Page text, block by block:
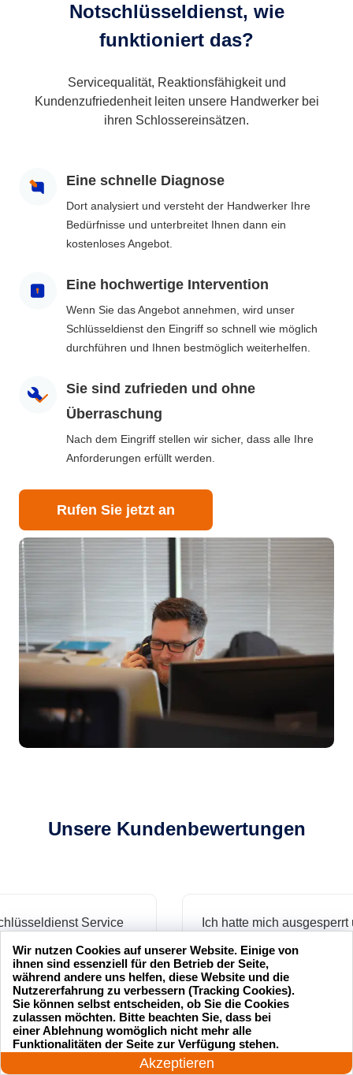
Notschlüsseldienst, wie
funktioniert das?
Servicequalität, Reaktionsfähigkeit und
Kundenzufriedenheit leiten unsere Handwerker bei
ihren Schlossereinsätzen.
Eine schnelle Diagnose
Dort analysiert und versteht der Handwerker Ihre
Bedürfnisse und unterbreitet Ihnen dann ein
kostenloses Angebot.
Eine hochwertige Intervention
Wenn Sie das Angebot annehmen, wird unser
Schlüsseldienst den Eingriff so schnell wie möglich
durchführen und Ihnen bestmöglich weiterhelfen.
Sie sind zufrieden und ohne
Überraschung
Nach dem Eingriff stellen wir sicher, dass alle Ihre
Anforderungen erfüllt werden.
Rufen Sie jetzt an
Unsere Kundenbewertungen
Service
zufrieden mit ihrer
Ich hatte mich ausgesperrt und
hat mir innerhalb von 15
Minuten geholfen. Sehr
zuverlässig!
Markus B.
24 Stunden am Tag
Akzeptieren
Wir nutzen Cookies auf unserer Website. Einige von
ihnen sind essenziell für den Betrieb der Seite,
während andere uns helfen, diese Website und die
Nutzererfahrung zu verbessern (Tracking Cookies).
Sie können selbst entscheiden, ob Sie die Cookies
zulassen möchten. Bitte beachten Sie, dass bei
einer Ablehnung womöglich nicht mehr alle
Funktionalitäten der Seite zur Verfügung stehen.